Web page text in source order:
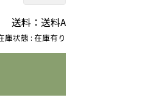
庫状態 : 在庫有り
送料：送料A